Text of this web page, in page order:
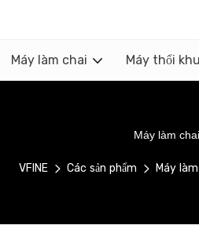
Máy làm chai Máy thổi
Máy làm
VFINE Các sản phẩm Máy